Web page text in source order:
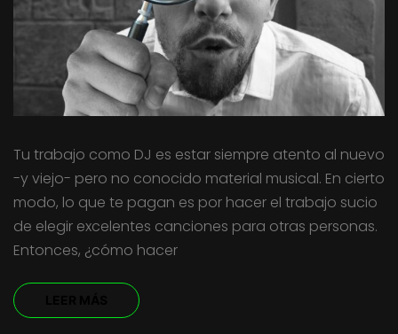
Tu trabajo como DJ es estar siempre atento al nuevo
-y viejo- pero no conocido material musical. En cierto
modo, lo que te pagan es por hacer el trabajo sucio
de elegir excelentes canciones para otras personas.
Entonces, ¿cómo hacer